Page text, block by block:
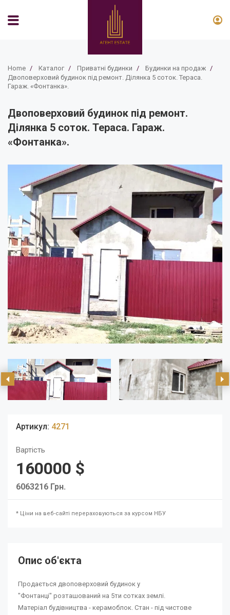
Home / Каталог / Приватні будинки / Будинки на продаж /
Двоповерховий будинок під ремонт. Ділянка 5 соток. Тераса.
Гараж. «Фонтанка».
Двоповерховий будинок під ремонт.
Ділянка 5 соток. Тераса. Гараж.
«Фонтанка».
Артикул: 4271
Вартість
160000 $
6063216 Грн.
* Ціни на веб-сайті перераховуються за курсом НБУ
Опис об'єкта
Продається двоповерховий будинок у
"Фонтанці" розташований на 5ти сотках землі.
Матеріал будівництва - керамоблок. Стан - під чистове